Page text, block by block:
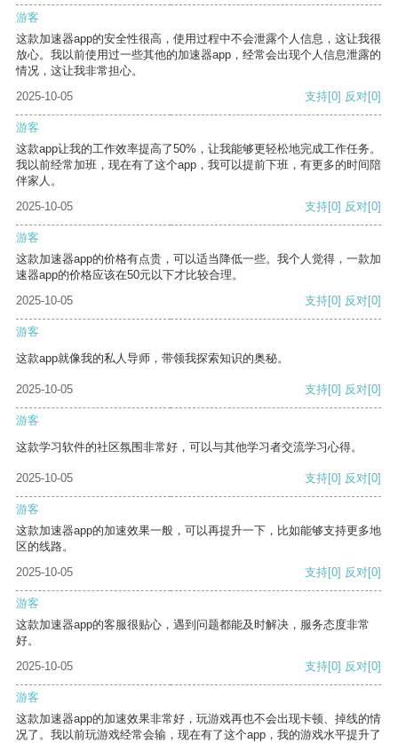
游客
这款加速器app的安全性很高，使用过程中不会泄露个人信息，这让我很
放心。我以前使用过一些其他的加速器app，经常会出现个人信息泄露的
情况，这让我非常担心。
2025-10-05
支持[0] 反对[0]
游客
这款app让我的工作效率提高了50%，让我能够更轻松地完成工作任务。
我以前经常加班，现在有了这个app，我可以提前下班，有更多的时间陪
伴家人。
2025-10-05
支持[0] 反对[0]
游客
这款加速器app的价格有点贵，可以适当降低一些。我个人觉得，一款加
速器app的价格应该在50元以下才比较合理。
2025-10-05
支持[0] 反对[0]
游客
这款app就像我的私人导师，带领我探索知识的奥秘。
2025-10-05 支持[0] 反对[0]
游客
这款学习软件的社区氛围非常好，可以与其他学习者交流学习心得。
2025-10-05 支持[0] 反对[0]
游客
这款加速器app的加速效果一般，可以再提升一下，比如能够支持更多地
区的线路。
2025-10-05
支持[0] 反对[0]
游客
这款加速器app的客服很贴心，遇到问题都能及时解决，服务态度非常
好。
2025-10-05
支持[0] 反对[0]
游客
这款加速器app的加速效果非常好，玩游戏再也不会出现卡顿、掉线的情
况了。我以前玩游戏经常会输，现在有了这个app，我的游戏水平提升了